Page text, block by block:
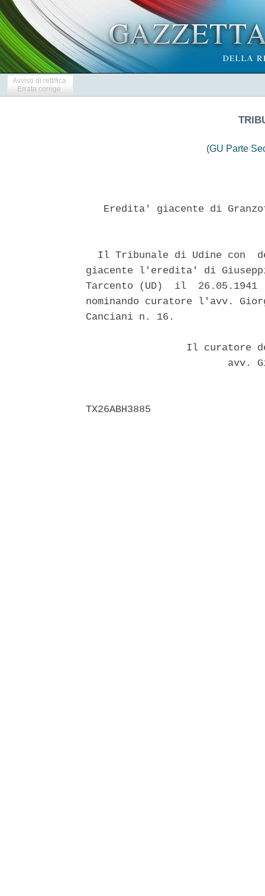
Avviso di rettifica
Errata corrige
(GU Parte
Eredita' giacente di
Il Tribunale di Udine con
giacente l'eredita' di
Tarcento (UD)  il
nominando curatore l'avv.
Canciani n. 16.
Il curatore
avv.